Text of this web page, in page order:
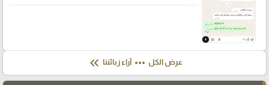
عرض الكل more_horiz آراء زبائننا keyboard_double_arrow_left